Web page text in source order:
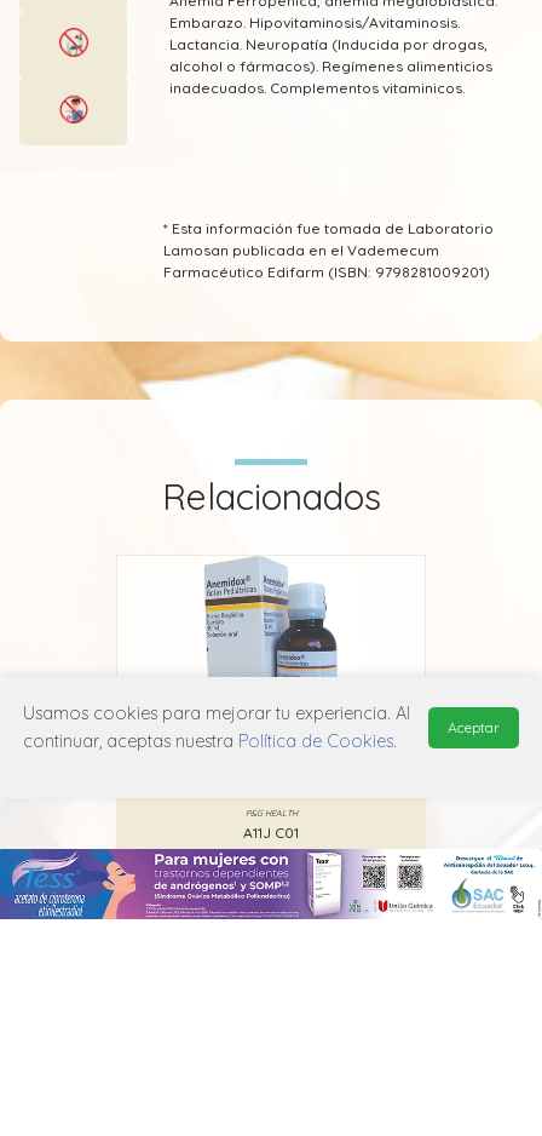
Embarazo. Hipovitaminosis/Avitaminosis.
Lactancia. Neuropatía (Inducida por drogas,
alcohol o fármacos). Regímenes alimenticios
inadecuados. Complementos vitaminicos.
* Esta información fue tomada de Laboratorio
Lamosan publicada en el Vademecum
Farmacéutico Edifarm (ISBN: 9798281009201)
Relacionados
P&G HEALTH
A11J C01
Usamos cookies para mejorar tu experiencia. Al
continuar, aceptas nuestra Política de Cookies.
Aceptar